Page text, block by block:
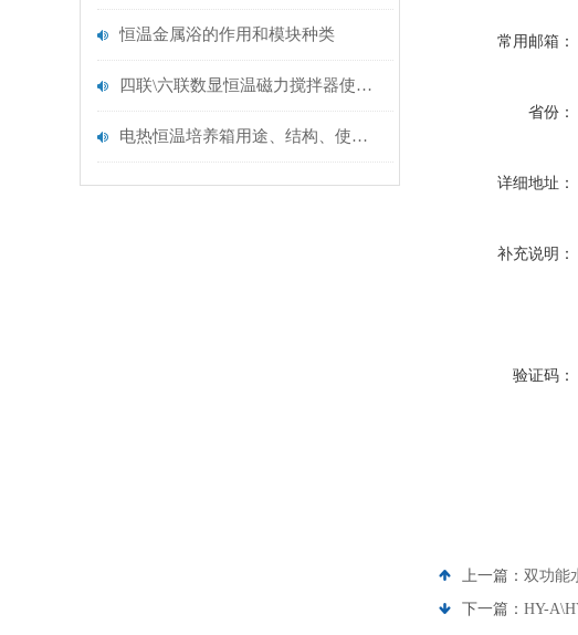
恒温金属浴的作用和模块种类
四联\六联数显恒温磁力搅拌器使用及维务
电热恒温培养箱用途、结构、使用说明及安装维护
常用邮箱：
省份：
详细地址：
补充说明：
验证码：
上一篇： 双功能
下一篇： HY-